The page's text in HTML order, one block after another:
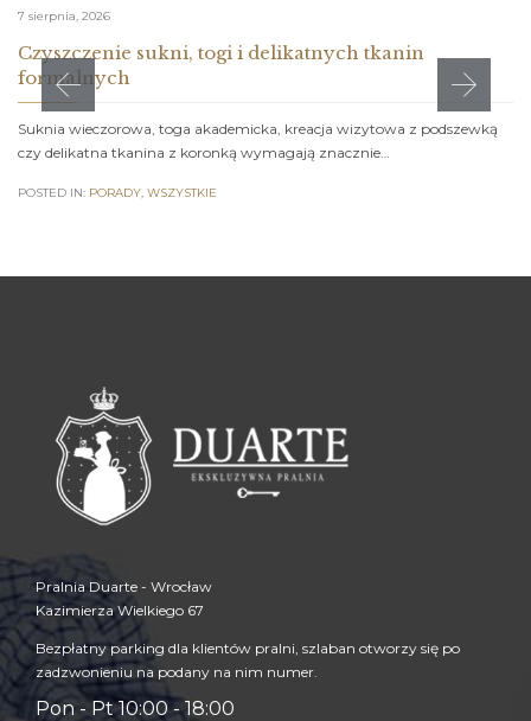
7 sierpnia, 2026
Czyszczenie sukni, togi i delikatnych tkanin
formalnych
Suknia wieczorowa, toga akademicka, kreacja wizytowa z podszewką
czy delikatna tkanina z koronką wymagają znacznie…
POSTED IN: PORADY, WSZYSTKIE
Pralnia Duarte - Wrocław
Kazimierza Wielkiego 67
Bezpłatny parking dla klientów pralni, szlaban otworzy się po
zadzwonieniu na podany na nim numer.
Pon - Pt 10:00 - 18:00